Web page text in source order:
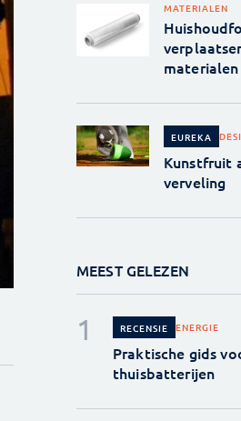
MATERIALEN
EUREKA
Kunstfruit
verveling
MEEST GELEZEN
RECENSIE ENERGIE
Praktische gids
thuisbatterijen